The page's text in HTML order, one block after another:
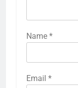
Name *
Email *